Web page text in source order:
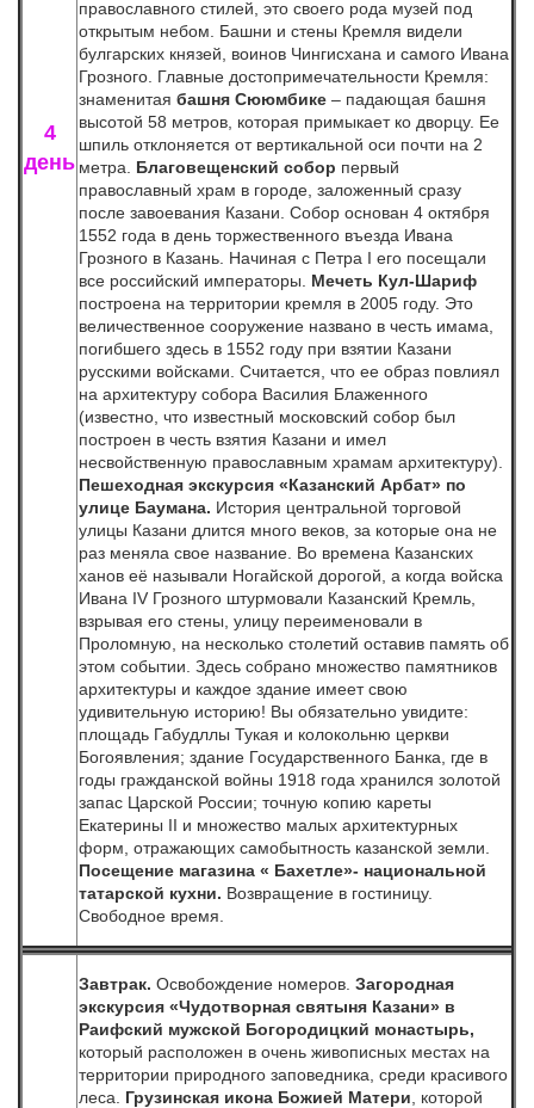
4
день
православного стилей, это своего рода музей под
открытым небом. Башни и стены Кремля видели
булгарских князей, воинов Чингисхана и самого Ивана
Грозного. Главные достопримечательности Кремля:
знаменитая башня Сююмбике – падающая башня
высотой 58 метров, которая примыкает ко дворцу. Ее
шпиль отклоняется от вертикальной оси почти на 2
метра. Благовещенский собор первый
православный храм в городе, заложенный сразу
после завоевания Казани. Собор основан 4 октября
1552 года в день торжественного въезда Ивана
Грозного в Казань. Начиная с Петра I его посещали
все российский императоры. Мечеть Кул-Шариф
построена на территории кремля в 2005 году. Это
величественное сооружение названо в честь имама,
погибшего здесь в 1552 году при взятии Казани
русскими войсками. Считается, что ее образ повлиял
на архитектуру собора Василия Блаженного
(известно, что известный московский собор был
построен в честь взятия Казани и имел
несвойственную православным храмам архитектуру).
Пешеходная экскурсия «Казанский Арбат» по
улице Баумана. История центральной торговой
улицы Казани длится много веков, за которые она не
раз меняла свое название. Во времена Казанских
ханов её называли Ногайской дорогой, а когда войска
Ивана IV Грозного штурмовали Казанский Кремль,
взрывая его стены, улицу переименовали в
Проломную, на несколько столетий оставив память об
этом событии. Здесь собрано множество памятников
архитектуры и каждое здание имеет свою
удивительную историю! Вы обязательно увидите:
площадь Габудллы Тукая и колокольню церкви
Богоявления; здание Государственного Банка, где в
годы гражданской войны 1918 года хранился золотой
запас Царской России; точную копию кареты
Екатерины II и множество малых архитектурных
форм, отражающих самобытность казанской земли.
Посещение магазина « Бахетле»- национальной
татарской кухни. Возвращение в гостиницу.
Свободное время.
Завтрак. Освобождение номеров. Загородная
экскурсия «Чудотворная святыня Казани» в
Раифский мужской Богородицкий монастырь,
который расположен в очень живописных местах на
территории природного заповедника, среди красивого
леса. Грузинская икона Божией Матери , которой